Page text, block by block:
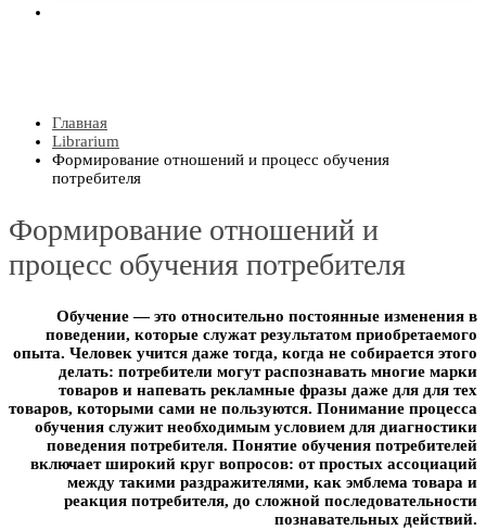
Главная
Librarium
Формирование отношений и процесс обучения
потребителя
Формирование отношений и
процесс обучения потребителя
Обучение — это относительно постоянные изменения в
поведении, которые служат результатом приобретаемого
опыта. Человек учится даже тогда, когда не собирается этого
делать: потребители могут распознавать многие марки
товаров и напевать рекламные фразы даже для для тех
товаров, которыми сами не пользуются. Понимание процесса
обучения служит необходимым условием для диагностики
поведения потребителя. Понятие обучения потребителей
включает широкий круг вопросов: от простых ассоциаций
между такими раздражителями, как эмблема товара и
реакция потребителя, до сложной последовательности
познавательных действий.